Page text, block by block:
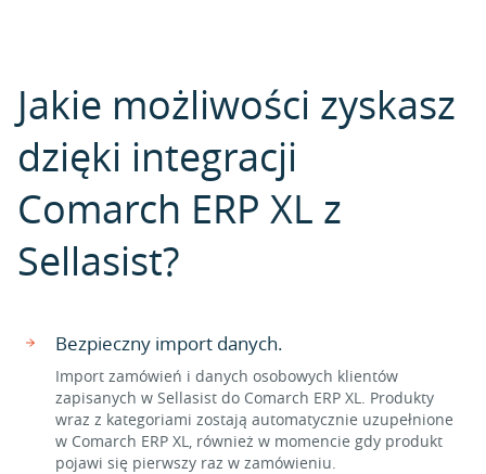
Jakie możliwości zyskasz
dzięki integracji
Comarch ERP XL z
Sellasist?
Bezpieczny import danych.
Import zamówień i danych osobowych klientów
zapisanych w Sellasist do Comarch ERP XL. Produkty
wraz z kategoriami zostają automatycznie uzupełnione
w Comarch ERP XL, również w momencie gdy produkt
pojawi się pierwszy raz w zamówieniu.